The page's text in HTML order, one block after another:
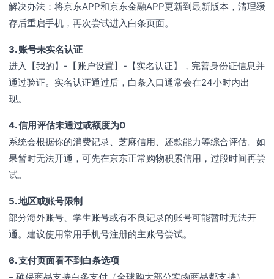
解决办法：将京东APP和京东金融APP更新到最新版本，清理缓
存后重启手机，再次尝试进入白条页面。
3. 账号未实名认证
进入【我的】-【账户设置】-【实名认证】，完善身份证信息并
通过验证。实名认证通过后，白条入口通常会在24小时内出
现。
4. 信用评估未通过或额度为0
系统会根据你的消费记录、芝麻信用、还款能力等综合评估。如
果暂时无法开通，可先在京东正常购物积累信用，过段时间再尝
试。
5. 地区或账号限制
部分海外账号、学生账号或有不良记录的账号可能暂时无法开
通。建议使用常用手机号注册的主账号尝试。
6. 支付页面看不到白条选项